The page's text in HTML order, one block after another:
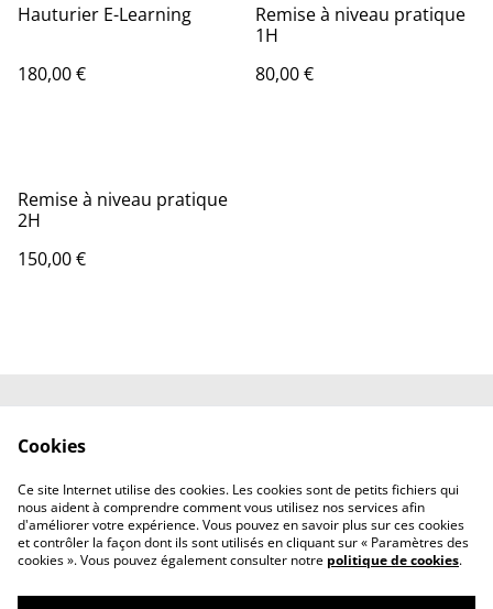
Hauturier E-Learning
180,00 €
Remise à niveau pratique
1H
80,00 €
Remise à niveau pratique
2H
150,00 €
confidentialité
Avis Clients 5*
Cookies
Ce site Internet utilise des cookies. Les cookies sont de petits fichiers qui
nous aident à comprendre comment vous utilisez nos services afin
d'améliorer votre expérience. Vous pouvez en savoir plus sur ces cookies
et contrôler la façon dont ils sont utilisés en cliquant sur « Paramètres des
cookies ». Vous pouvez également consulter notre politique de cookies.